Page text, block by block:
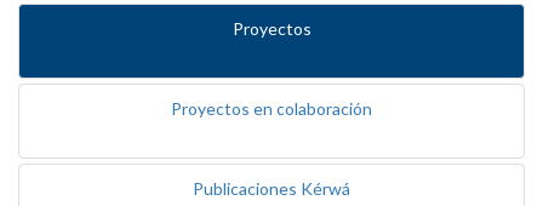
Proyectos
Proyectos en colaboración
Publicaciones Kérwá